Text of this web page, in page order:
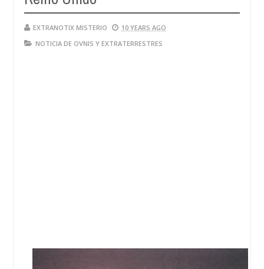
EXTRANOTIX MISTERIO
10 YEARS AGO
NOTICIA DE OVNIS Y EXTRATERRESTRES